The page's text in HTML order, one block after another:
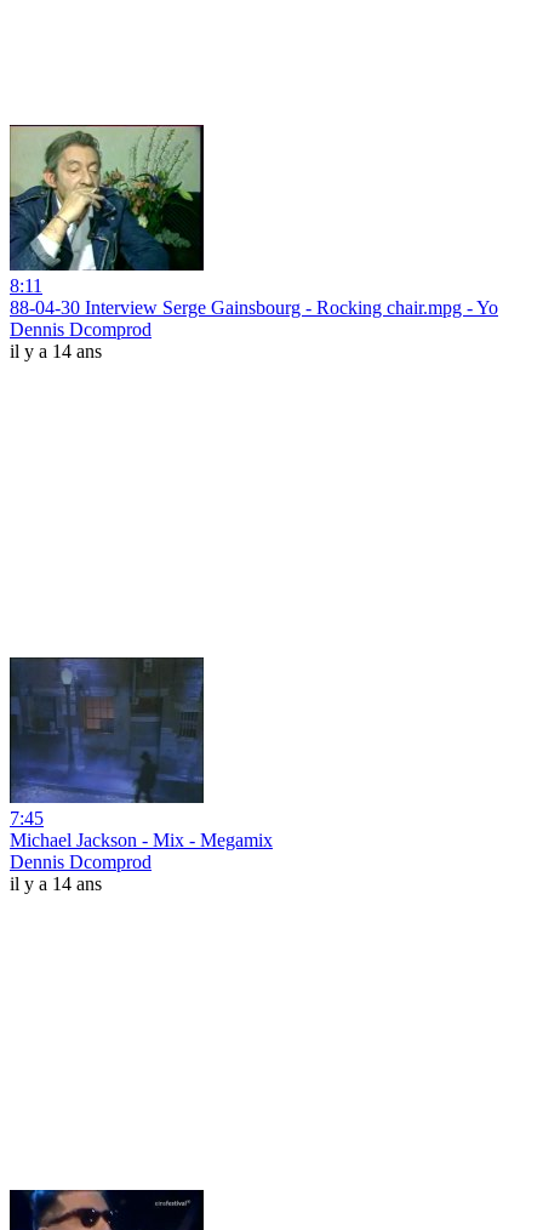
8:11
88-04-30 Interview Serge Gainsbourg - Rocking chair.mpg - Yo
Dennis Dcomprod
il y a 14 ans
7:45
Michael Jackson - Mix - Megamix
Dennis Dcomprod
il y a 14 ans